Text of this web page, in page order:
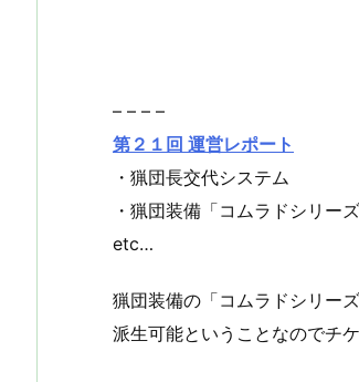
– – – –
第２１回 運営レポート
・猟団長交代システム
・猟団装備「コムラドシリー
etc…
猟団装備の「コムラドシリー
派生可能ということなのでチ